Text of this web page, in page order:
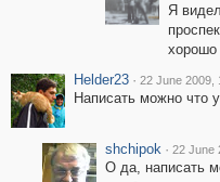
Я
хорошо
Helder23 · 22 June 2009,
Написать можно что
shchipok · 22 June
О да, написать